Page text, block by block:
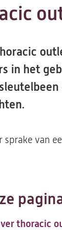
in het
sprake van
thoracic